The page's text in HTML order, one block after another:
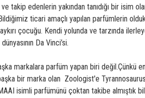
takip edenlerin yakından tanıdığı bir isim
ticari amaçlı yapılan parfümlerin
çocuğu. Kendi yolunda ve tarzında
Da Vinci’si.
markalara parfüm yapan biri
bir marka olan Zoologist'e
isimli parfümünü çoktan takibe almıştık